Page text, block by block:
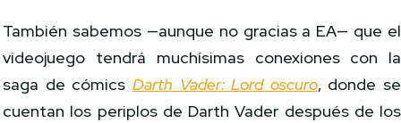
También sabemos —aunque no gracias a EA— que el
videojuego tendrá muchísimas conexiones con la
saga de cómicsDarth Vader: Lord oscuro, donde se
cuentan los periplos de Darth Vader después de los